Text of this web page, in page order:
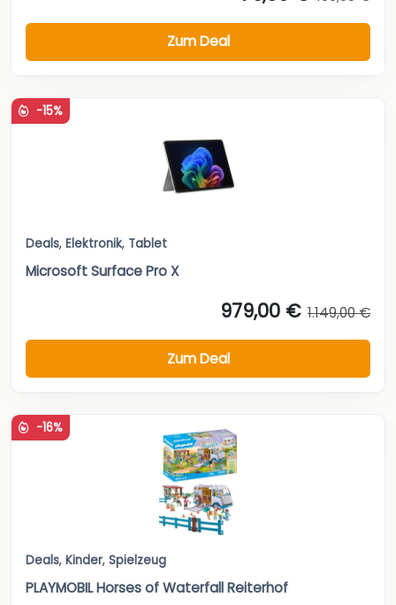
Zum Deal
-15%
Deals, Elektronik, Tablet
Microsoft Surface Pro X
979,00 € 1.149,00 €
Zum Deal
-16%
Deals, Kinder, Spielzeug
PLAYMOBIL Horses of Waterfall Reiterhof